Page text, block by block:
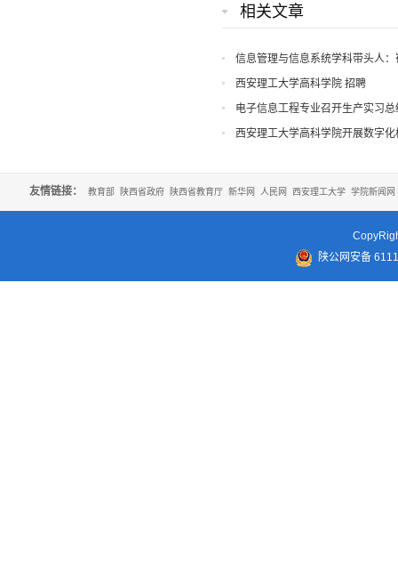
相关文章
信息管理与信息系统学科带头人：
西安理工大学高科学院 招聘
电子信息工程专业召开生产实习总
西安理工大学高科学院开展数字
友情链接： 教育部 陕西省政府 陕西省教育厅 新华网 人民网 西安理工大学 学院新闻网
陕公网安备